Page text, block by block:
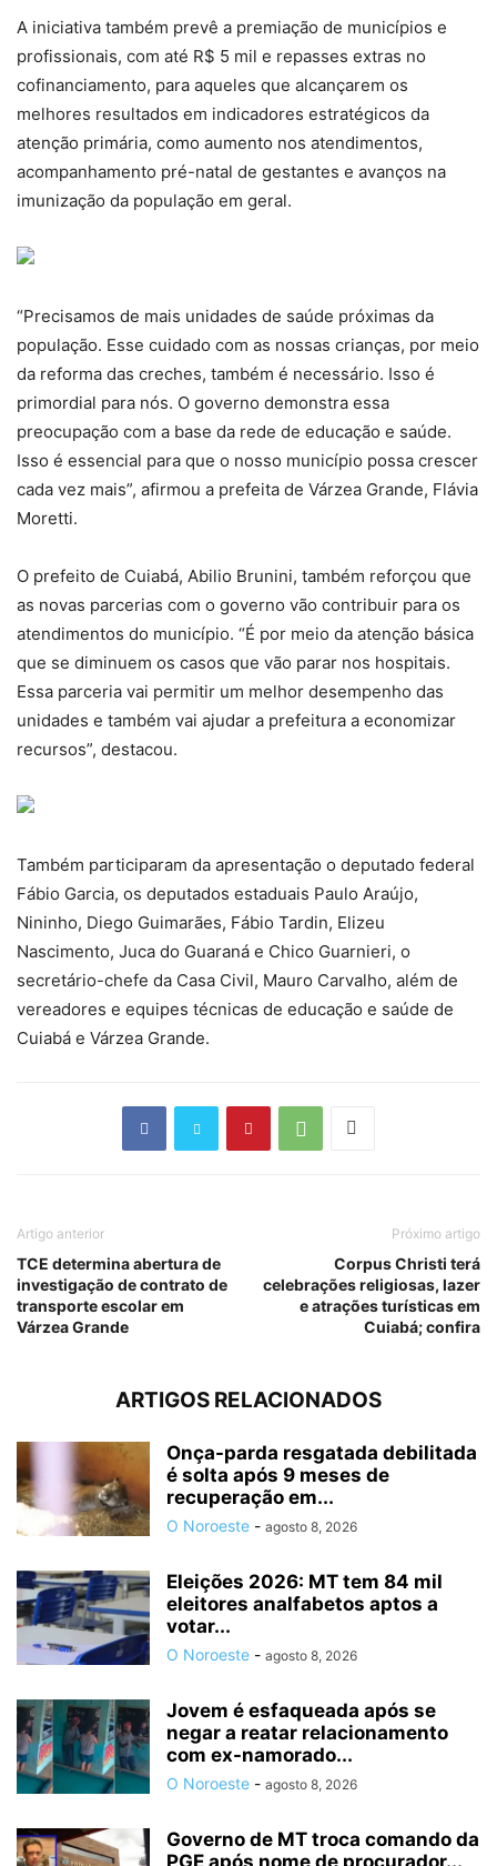
A iniciativa também prevê a premiação de municípios e
profissionais, com até R$ 5 mil e repasses extras no
cofinanciamento, para aqueles que alcançarem os
melhores resultados em indicadores estratégicos da
atenção primária, como aumento nos atendimentos,
acompanhamento pré-natal de gestantes e avanços na
imunização da população em geral.
“Precisamos de mais unidades de saúde próximas da
população. Esse cuidado com as nossas crianças, por meio
da reforma das creches, também é necessário. Isso é
primordial para nós. O governo demonstra essa
preocupação com a base da rede de educação e saúde.
Isso é essencial para que o nosso município possa crescer
cada vez mais”, afirmou a prefeita de Várzea Grande, Flávia
Moretti.
O prefeito de Cuiabá, Abilio Brunini, também reforçou que
as novas parcerias com o governo vão contribuir para os
atendimentos do município. “É por meio da atenção básica
que se diminuem os casos que vão parar nos hospitais.
Essa parceria vai permitir um melhor desempenho das
unidades e também vai ajudar a prefeitura a economizar
recursos”, destacou.
Também participaram da apresentação o deputado federal
Fábio Garcia, os deputados estaduais Paulo Araújo,
Nininho, Diego Guimarães, Fábio Tardin, Elizeu
Nascimento, Juca do Guaraná e Chico Guarnieri, o
secretário-chefe da Casa Civil, Mauro Carvalho, além de
vereadores e equipes técnicas de educação e saúde de
Cuiabá e Várzea Grande.
Artigo anterior
TCE determina abertura de
investigação de contrato de
transporte escolar em
Várzea Grande
Próximo artigo
Corpus Christi terá
celebrações religiosas, lazer
e atrações turísticas em
Cuiabá; confira
ARTIGOS RELACIONADOS
Onça-parda resgatada debilitada
é solta após 9 meses de
recuperação em...
O Noroeste - agosto 8, 2026
Eleições 2026: MT tem 84 mil
eleitores analfabetos aptos a
votar...
O Noroeste - agosto 8, 2026
Jovem é esfaqueada após se
negar a reatar relacionamento
com ex-namorado...
O Noroeste - agosto 8, 2026
Governo de MT troca comando da
PGE após nome de procurador...